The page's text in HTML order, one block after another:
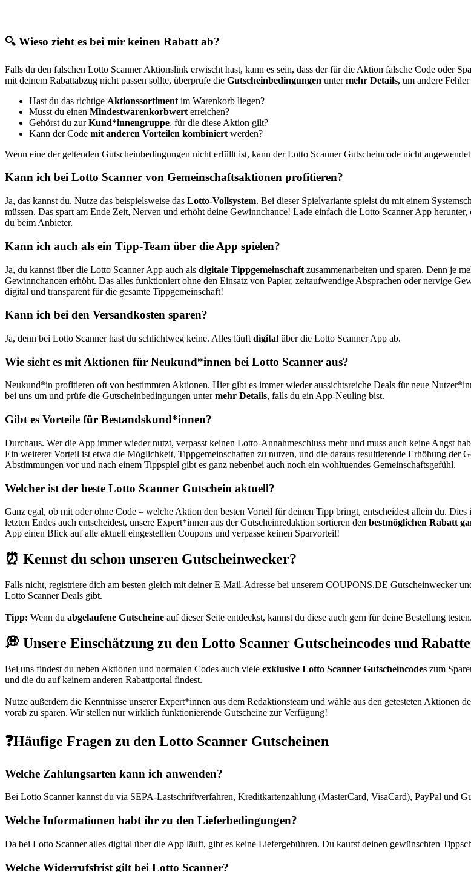
🔍 Wieso zieht es bei mir keinen Rabatt ab?
Falls du den falschen Lotto Scanner Aktionslink erwischt hast, kann es sein, dass der für die Aktion falsche Code oder
mit deinem Rabattabzug nicht passen sollte, überprüfe die Gutscheinbedingungen untermehr Details, um andere
Hast du das richtige Aktionssortiment im Warenkorb liegen?
Musst du einen Mindestwarenkorbwert erreichen?
Gehörst du zurKund*innengruppe, für die diese Aktion gilt?
Kann der Code mit anderen Vorteilen kombiniert werden?
Wenn eine der geltenden Gutscheinbedingungen nicht erfüllt ist, kann der Lotto Scanner Gutscheincode nicht
Kann ich bei Lotto Scanner von Gemeinschaftsaktionen profitieren?
Ja, das kannst du. Nutze das beispielsweise das Lotto-Vollsystem. Bei dieser Spielvariante spielst du mit einem
müssen. Das spart am Ende Zeit, Nerven und erhöht deine Gewinnchance! Lade einfach die Lotto Scanner App
du beim Anbieter.
Kann ich auch als ein Tipp-Team über die App spielen?
Ja, du kannst über die Lotto Scanner App auch als digitale Tippgemeinschaft zusammenarbeiten und sparen. Denn je
Gewinnchancen erhöht. Das alles funktioniert ohne den Einsatz von Papier, zeitaufwendige Absprachen oder nervige
digital und transparent für die gesamte Tippgemeinschaft!
Kann ich bei den Versandkosten sparen?
Ja, denn bei Lotto Scanner hast du schlichtweg keine. Alles läuft digital über die Lotto Scanner App ab.
Wie sieht es mit Aktionen für Neukund*innen bei Lotto Scanner aus?
Neukund*in profitieren oft von bestimmten Aktionen. Hier gibt es immer wieder aussichtsreiche Deals für neue
bei uns um und prüfe die Gutscheinbedingungen untermehr Details, falls du ein App-Neuling bist.
Gibt es Vorteile für Bestandskund*innen?
Durchaus. Wer die App immer wieder nutzt, verpasst keinen Lotto-Annahmeschluss mehr und muss auch keine Angst
Ein weiterer Vorteil ist etwa die Möglichkeit, Tippgemeinschaften zu nutzen, und die daraus resultierende Erhöhung der
Abstimmungen vor und nach einem Tippspiel gibt es ganz nebenbei auch noch ein wohltuendes Gemeinschaftsgefühl.
Welcher ist der beste Lotto Scanner Gutschein aktuell?
Ganz egal, ob mit oder ohne Code – welche Aktion den besten Vorteil für deinen Tipp bringt, entscheidest allein du.
letzten Endes auch entscheidest, unsere Expert*innen aus der Gutscheinredaktion sortieren den bestmöglichen Rabatt
App einen Blick auf alle aktuell eingestellten Coupons und verpasse keinen Sparvorteil!
⏰ Kennst du schon unseren Gutscheinwecker?
Falls nicht, registriere dich am besten gleich mit deiner E-Mail-Adresse bei unserem COUPONS.DE Gutscheinwecker
Lotto Scanner Deals gibt.
Tipp: Wenn du abgelaufene Gutscheine auf dieser Seite entdeckst, kannst du diese auch gern für deine Bestellung
💭 Unsere Einschätzung zu den Lotto Scanner Gutscheincodes und
Bei uns findest du neben Aktionen und normalen Codes auch viele exklusive Lotto Scanner Gutscheincodes zum
und die du auf keinem anderen Rabattportal findest.
Nutze außerdem die Kenntnisse unserer Expert*innen aus dem Redaktionsteam und wähle aus den getesteten Aktionen
vorab zu sparen. Wir stellen nur wirklich funktionierende Gutscheine zur Verfügung!
❓Häufige Fragen zu den Lotto Scanner Gutscheinen
Welche Zahlungsarten kann ich anwenden?
Bei Lotto Scanner kannst du via SEPA-Lastschriftverfahren, Kreditkartenzahlung (MasterCard, VisaCard), PayPal und
Welche Informationen habt ihr zu den Lieferbedingungen?
Da bei Lotto Scanner alles digital über die App läuft, gibt es keine Liefergebühren. Du kaufst deinen gewünschten
Welche Widerrufsfrist gilt bei Lotto Scanner?